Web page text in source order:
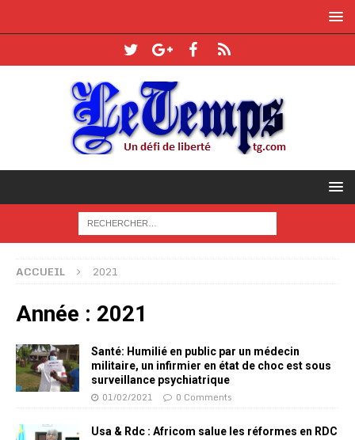
ACCUEIL 2021
Année : 2021
Santé: Humilié en public par un médecin
militaire, un infirmier en état de choc est sous
surveillance psychiatrique
01/02/2021 0 Comments
Usa & Rdc : Africom salue les réformes en RDC